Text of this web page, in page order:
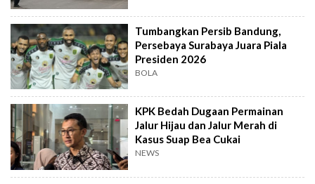
Tumbangkan Persib Bandung,
Persebaya Surabaya Juara Piala
Presiden 2026
BOLA
KPK Bedah Dugaan Permainan
Jalur Hijau dan Jalur Merah di
Kasus Suap Bea Cukai
NEWS